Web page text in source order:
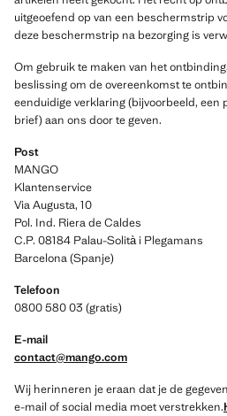
uitgeoefend op van een beschermstrip
deze beschermstrip na bezorging is
Om gebruik te maken van het
beslissing om de overeenkomst te
eenduidige verklaring (bijvoorbeeld, een
brief) aan ons door te geven.
Post
MANGO
Klantenservice
Via Augusta, 10
Pol. Ind. Riera de Caldes
C.P. 08184 Palau-Solità i Plegamans
Barcelona (Spanje)
Telefoon
0800 580 03 (gratis)
E-mail
contact@mango.com
Wij herinneren je eraan dat je de
e-mail of social media moet verstrekken.